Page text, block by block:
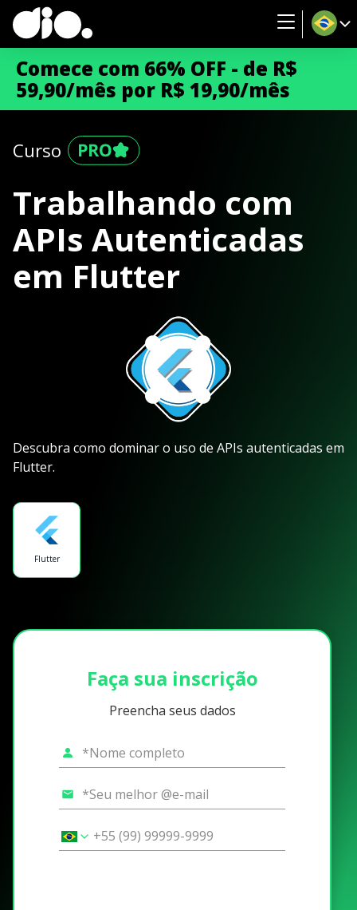
Comece com 66% OFF - de R$
59,90/mês por R$ 19,90/mês
Curso
Trabalhando com
APIs Autenticadas
em Flutter
Descubra como dominar o uso de APIs autenticadas em
Flutter.
Flutter
Faça sua inscrição
Preencha seus dados